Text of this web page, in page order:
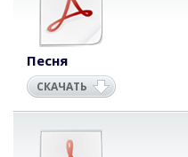
Песня
СКАЧАТЬ